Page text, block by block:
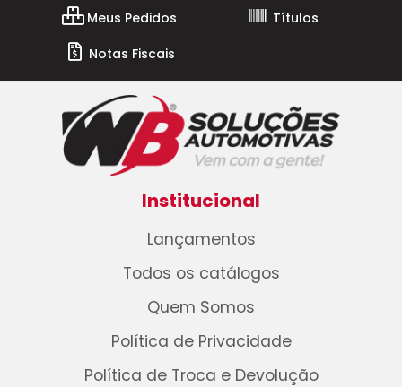
Meus Pedidos
Títulos
Notas Fiscais
Institucional
Lançamentos
Todos os catálogos
Quem Somos
Política de Privacidade
Política de Troca e Devolução